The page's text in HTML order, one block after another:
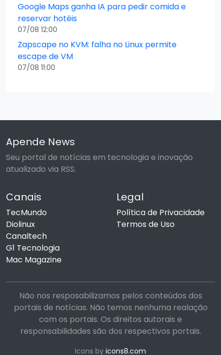
Google Maps ganha IA para pedir comida e
reservar hotéis
07/08 12:00
Zapscape no KVM: falha no Linux permite
escape de VM
07/08 11:00
Apende News
Seu portal de notícias em tecnologia e inovação
atualizado via RSS.
Canais
TecMundo
Diolinux
Canaltech
G1 Tecnologia
Mac Magazine
Legal
Política de Privacidade
Termos de Uso
Não nos resposabilizamos pelos conteúdos dos
portais de notícias. Não temos nenhuma realação
com os portais. Os direitos autorais e
responsabilidades são dos respectivos portais.
Icons by icons8.com